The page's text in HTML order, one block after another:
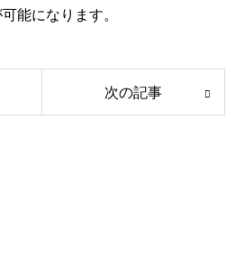
能になります。
次の記事